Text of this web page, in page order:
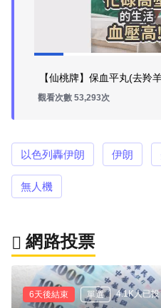
【仙桃牌】保血平丸(去羚
觀看次數 53,293次
以色列轟伊朗 伊朗
無人機
網路投票
6天後結束 單選 4.1K人已投